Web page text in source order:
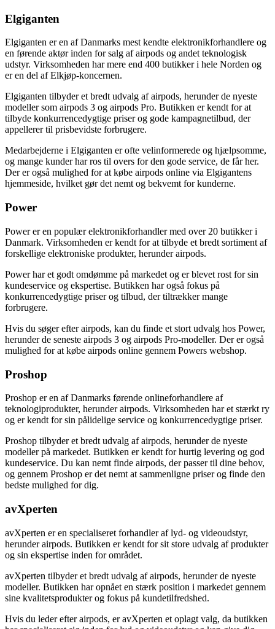
Elgiganten
Elgiganten er en af Danmarks mest kendte elektronikforhandlere og
en førende aktør inden for salg af airpods og andet teknologisk
udstyr. Virksomheden har mere end 400 butikker i hele Norden og
er en del af Elkjøp-koncernen.
Elgiganten tilbyder et bredt udvalg af airpods, herunder de nyeste
modeller som airpods 3 og airpods Pro. Butikken er kendt for at
tilbyde konkurrencedygtige priser og gode kampagnetilbud, der
appellerer til prisbevidste forbrugere.
Medarbejderne i Elgiganten er ofte velinformerede og hjælpsomme,
og mange kunder har ros til overs for den gode service, de får her.
Der er også mulighed for at købe airpods online via Elgigantens
hjemmeside, hvilket gør det nemt og bekvemt for kunderne.
Power
Power er en populær elektronikforhandler med over 20 butikker i
Danmark. Virksomheden er kendt for at tilbyde et bredt sortiment af
forskellige elektroniske produkter, herunder airpods.
Power har et godt omdømme på markedet og er blevet rost for sin
kundeservice og ekspertise. Butikken har også fokus på
konkurrencedygtige priser og tilbud, der tiltrækker mange
forbrugere.
Hvis du søger efter airpods, kan du finde et stort udvalg hos Power,
herunder de seneste airpods 3 og airpods Pro-modeller. Der er også
mulighed for at købe airpods online gennem Powers webshop.
Proshop
Proshop er en af Danmarks førende onlineforhandlere af
teknologiprodukter, herunder airpods. Virksomheden har et stærkt ry
og er kendt for sin pålidelige service og konkurrencedygtige priser.
Proshop tilbyder et bredt udvalg af airpods, herunder de nyeste
modeller på markedet. Butikken er kendt for hurtig levering og god
kundeservice. Du kan nemt finde airpods, der passer til dine behov,
og gennem Proshop er det nemt at sammenligne priser og finde den
bedste mulighed for dig.
avXperten
avXperten er en specialiseret forhandler af lyd- og videoudstyr,
herunder airpods. Butikken er kendt for sit store udvalg af produkter
og sin ekspertise inden for området.
avXperten tilbyder et bredt udvalg af airpods, herunder de nyeste
modeller. Butikken har opnået en stærk position i markedet gennem
sine kvalitetsprodukter og fokus på kundetilfredshed.
Hvis du leder efter airpods, er avXperten et oplagt valg, da butikken